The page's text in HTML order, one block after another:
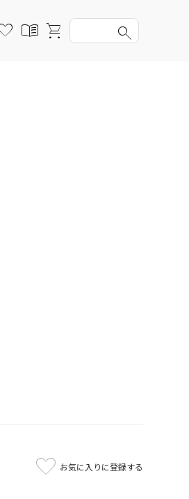
お気に入りに登録する